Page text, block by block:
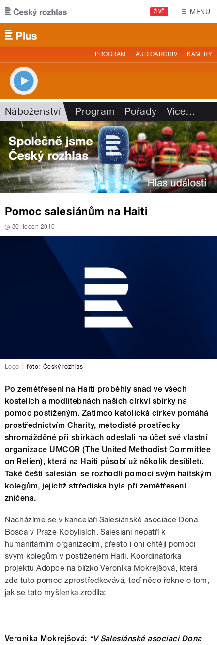
Přejít k hlavnímu obsahu
ŽIVĚ MENU
PROGRAM AUDIOARCHIV KAMERY
Náboženství Program Pořady Více…
Pomoc salesiánům na Haiti
30. leden 2010
Logo foto: Český rozhlas
Po zemětřesení na Haiti proběhly snad ve všech
kostelích a modlitebnách našich církví sbírky na
pomoc postiženým. Zatímco katolická církev pomáhá
prostřednictvím Charity, metodisté prostředky
shromážděné při sbírkách odeslali na účet své vlastní
organizace UMCOR (The United Methodist Committee
on Relien), která na Haiti působí už několik desítiletí.
Také čeští salesiáni se rozhodli pomoci svým haitským
kolegům, jejichž strřediska byla při zemětřesení
zničena.
Nacházíme se v kanceláři Salesiánské asociace Dona
Bosca v Praze Kobylisích. Salesiáni nepatří k
humanitárním organizacím, přesto i oni chtějí pomoci
svým kolegům v postiženém Haiti. Koordinátorka
projektu Adopce na blízko Veronika Mokrejšová, která
zde tuto pomoc zprostředkovává, teď něco řekne o tom,
jak se tato myšlenka zrodila:
Veronika Mokrejšová: “V Salesiánské asociaci Dona